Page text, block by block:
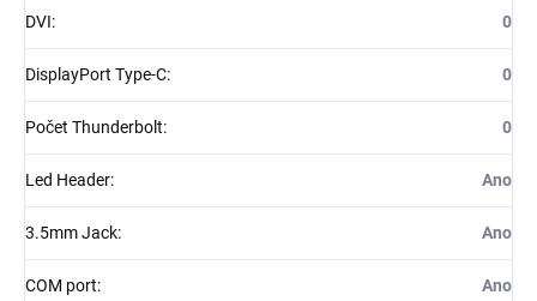
DVI: 0
DisplayPort Type-C: 0
Počet Thunderbolt: 0
Led Header: Ano
3.5mm Jack: Ano
COM port: Ano